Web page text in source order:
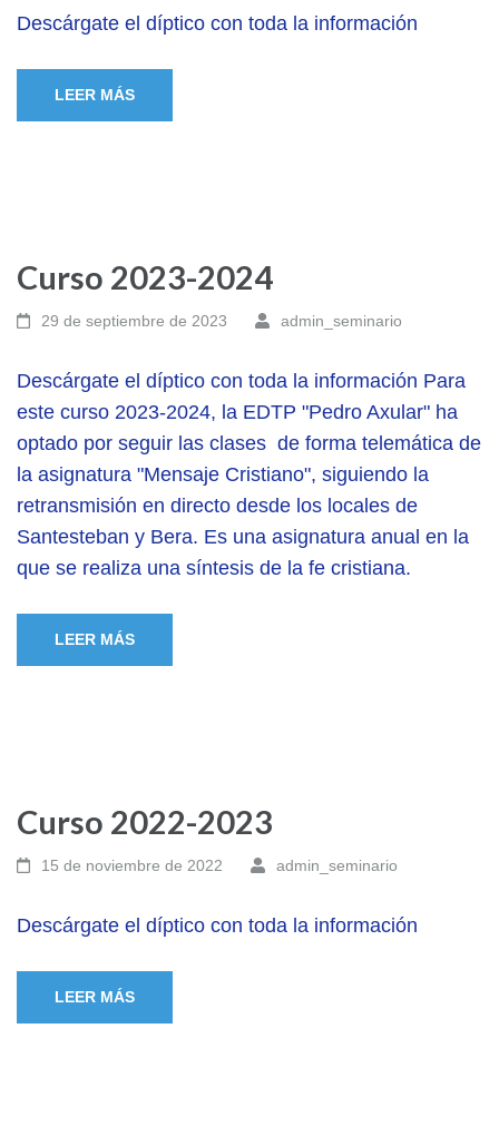
Descárgate el díptico con toda la información
LEER MÁS
Curso 2023-2024
29 de septiembre de 2023 admin_seminario
Descárgate el díptico con toda la información Para
este curso 2023-2024, la EDTP "Pedro Axular" ha
optado por seguir las clases de forma telemática de
la asignatura "Mensaje Cristiano", siguiendo la
retransmisión en directo desde los locales de
Santesteban y Bera. Es una asignatura anual en la
que se realiza una síntesis de la fe cristiana.
LEER MÁS
Curso 2022-2023
15 de noviembre de 2022 admin_seminario
Descárgate el díptico con toda la información
LEER MÁS